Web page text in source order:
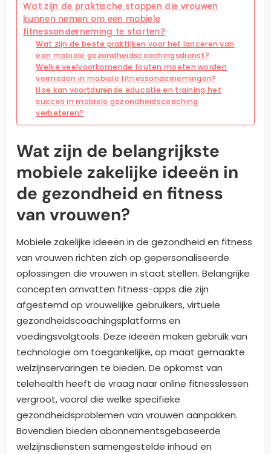
Wat zijn de praktische stappen die vrouwen
kunnen nemen om een mobiele
fitnessonderneming te starten?
Wat zijn de beste praktijken voor het lanceren van
een mobiele gezondheidscoachingsdienst?
Welke veelvoorkomende fouten moeten worden
vermeden in mobiele fitnessondernemingen?
Hoe kan voortdurende educatie en training het
succes in mobiele gezondheidscoaching
verbeteren?
Wat zijn de belangrijkste
mobiele zakelijke ideeën in
de gezondheid en fitness
van vrouwen?
Mobiele zakelijke ideeën in de gezondheid en fitness
van vrouwen richten zich op gepersonaliseerde
oplossingen die vrouwen in staat stellen. Belangrijke
concepten omvatten fitness-apps die zijn
afgestemd op vrouwelijke gebruikers, virtuele
gezondheidscoachingsplatforms en
voedingsvolgtools. Deze ideeën maken gebruik van
technologie om toegankelijke, op maat gemaakte
welzijnservaringen te bieden. De opkomst van
telehealth heeft de vraag naar online fitnesslessen
vergroot, vooral die welke specifieke
gezondheidsproblemen van vrouwen aanpakken.
Bovendien bieden abonnementsgebaseerde
welzijnsdiensten samengestelde inhoud en